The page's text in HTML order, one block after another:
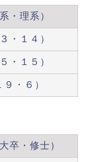
・理系）
・１４）
・１５）
９・６）
卒・修士）